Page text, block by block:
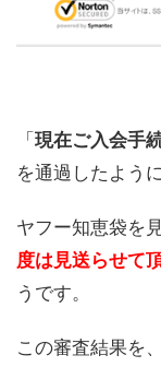
「現在ご入会手
を通過したよう
ヤフー知恵袋を
度は見送らせて
うです。
この審査結果を